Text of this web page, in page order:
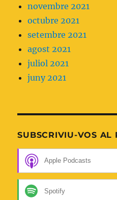
novembre 2021
octubre 2021
setembre 2021
agost 2021
juliol 2021
juny 2021
SUBSCRIVIU-VOS AL
Apple Podcasts
Spotify